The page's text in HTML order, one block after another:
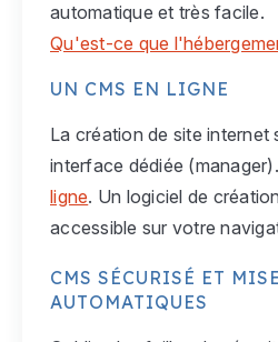
automatique et très facile.
Qu'est-ce que
UN CMS EN LIGNE
La création de site internet
interface dédiée
ligne. Un logiciel de
accessible sur votre
CMS SÉCURISÉ ET
AUTOMATIQUES